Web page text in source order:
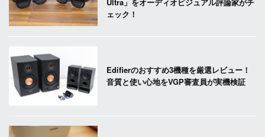
Ultra」をオーディオビジュアル評論家がチ
ェック！
Edifierのおすすめ3機種を厳選レビュー！
音質と使い心地をVGP審査員が実機検証